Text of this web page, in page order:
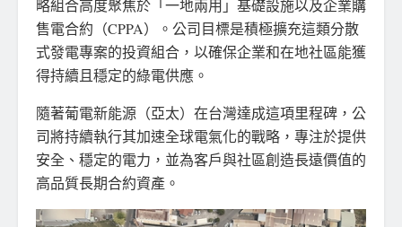
略組合高度聚焦於「一地兩用」基礎設施以及企業購
售電合約（CPPA）。公司目標是積極擴充這類分散
式發電專案的投資組合，以確保企業和在地社區能獲
得持續且穩定的綠電供應。
隨著葡電新能源（亞太）在台灣達成這項里程碑，公
司將持續執行其加速全球電氣化的戰略，專注於提供
安全、穩定的電力，並為客戶與社區創造長遠價值的
高品質長期合約資產。